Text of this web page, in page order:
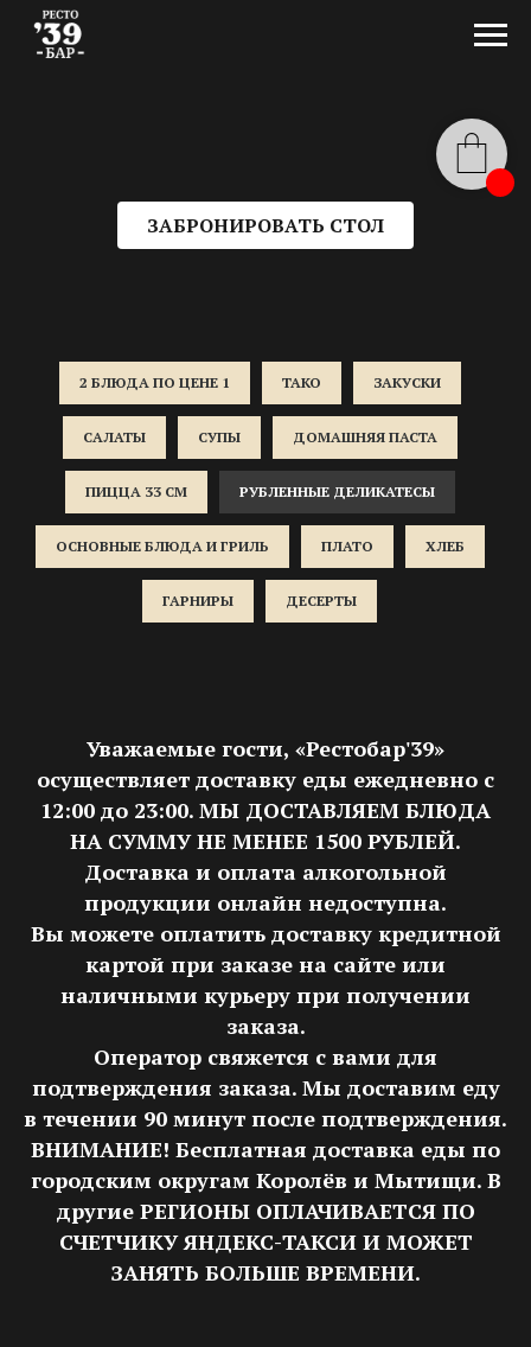
ЗАБРОНИРОВАТЬ СТОЛ
2 БЛЮДА ПО ЦЕНЕ 1 ТАКО ЗАКУСКИ
САЛАТЫ СУПЫ ДОМАШНЯЯ ПАСТА
ПИЦЦА 33 СМ РУБЛЕННЫЕ ДЕЛИКАТЕСЫ
ОСНОВНЫЕ БЛЮДА И ГРИЛЬ ПЛАТО ХЛЕБ
ГАРНИРЫ ДЕСЕРТЫ
Уважаемые гости, «Рестобар'39»
осуществляет доставку еды ежедневно с
12:00 до 23:00. МЫ ДОСТАВЛЯЕМ БЛЮДА
НА СУММУ НЕ МЕНЕЕ 1500 РУБЛЕЙ.
Доставка и оплата алкогольной
продукции онлайн недоступна.
Вы можете оплатить доставку кредитной
картой при заказе на сайте или
наличными курьеру при получении
заказа.
Оператор свяжется с вами для
подтверждения заказа. Мы доставим еду
в течении 90 минут после подтверждения.
ВНИМАНИЕ! Бесплатная доставка еды по
городским округам Королёв и Мытищи. В
другие РЕГИОНЫ ОПЛАЧИВАЕТСЯ ПО
СЧЕТЧИКУ ЯНДЕКС-ТАКСИ И МОЖЕТ
ЗАНЯТЬ БОЛЬШЕ ВРЕМЕНИ.